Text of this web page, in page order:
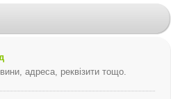
адреса, реквізити тощо.